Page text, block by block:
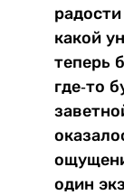
какой
теперь
где-то
один